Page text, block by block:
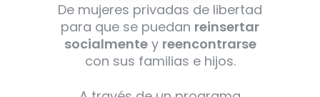
De mujeres privadas de libertad
para que se puedan reinsertar
socialmentey reencontrarse
con sus familias e hijos.